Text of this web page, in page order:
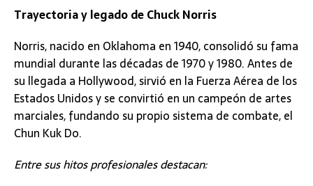
Trayectoria y legado de Chuck Norris
Norris, nacido en Oklahoma en 1940, consolidó su fama
mundial durante las décadas de 1970 y 1980. Antes de
su llegada a Hollywood, sirvió en la Fuerza Aérea de los
Estados Unidos y se convirtió en un campeón de artes
marciales, fundando su propio sistema de combate, el
Chun Kuk Do.
Entre sus hitos profesionales destacan: